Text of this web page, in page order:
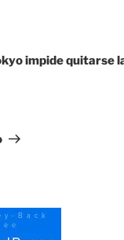
impide quitarse